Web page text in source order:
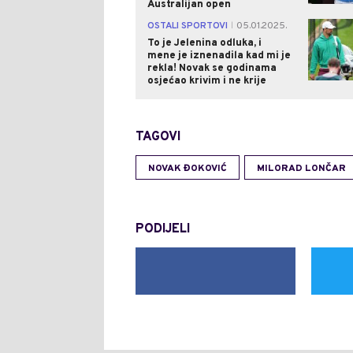
Australijan open
OSTALI SPORTOVI
05.01.2025.
To je Jelenina odluka, i
mene je iznenadila kad mi je
rekla! Novak se godinama
osjećao krivim i ne krije
TAGOVI
NOVAK ĐOKOVIĆ MILORAD LONČAR
PODIJELI